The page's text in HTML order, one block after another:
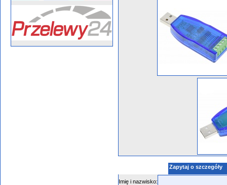
Zapytaj o szczegóły
Imię i nazwisko: